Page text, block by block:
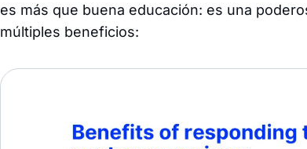
es más que buena educación: es una
múltiples beneficios: